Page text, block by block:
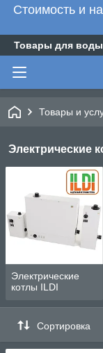
Стоимость и
Товары для воды
Товары и
Электрические
Электрические
котлы ILDI
Сортировка